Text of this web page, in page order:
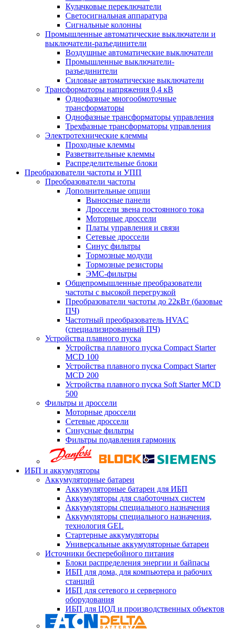
Кулачковые переключатели
Светосигнальная аппаратура
Сигнальные колонны
Промышленные автоматические выключатели и
выключатели-разъединители
Воздушные автоматические выключатели
Промышленные выключатели-
разъединители
Силовые автоматические выключатели
Трансформаторы напряжения 0,4 кВ
Однофазные многообмоточные
трансформаторы
Однофазные трансформаторы управления
Трехфазные трансформаторы управления
Электротехнические клеммы
Проходные клеммы
Разветвительные клеммы
Распределительные блоки
Преобразователи частоты и УПП
Преобразователи частоты
Дополнительные опции
Выносные панели
Дроссели звена постоянного тока
Моторные дроссели
Платы управления и связи
Сетевые дроссели
Синус фильтры
Тормозные модули
Тормозные резисторы
ЭМС-фильтры
Общепромышленные преобразователи
частоты с высокой перегрузкой
Преобразователи частоты до 22кВт (базовые
ПЧ)
Частотный преобразователь HVAC
(специализированный ПЧ)
Устройства плавного пуска
Устройства плавного пуска Compact Starter
MCD 100
Устройства плавного пуска Compact Starter
MCD 200
Устройства плавного пуска Soft Starter MCD
500
Фильтры и дроссели
Моторные дроссели
Сетевые дроссели
Синусные фильтры
Фильтры подавления гармоник
ИБП и аккумуляторы
Аккумуляторные батареи
Аккумуляторные батареи для ИБП
Аккумуляторы для слаботочных систем
Аккумуляторы специального назначения
Аккумуляторы специального назначения,
технология GEL
Стартерные аккумуляторы
Универсальные аккумуляторные батареи
Источники бесперебойного питания
Блоки распределения энергии и байпасы
ИБП для дома, для компьютера и рабочих
станций
ИБП для сетевого и серверного
оборудования
ИБП для ЦОД и производственных объектов